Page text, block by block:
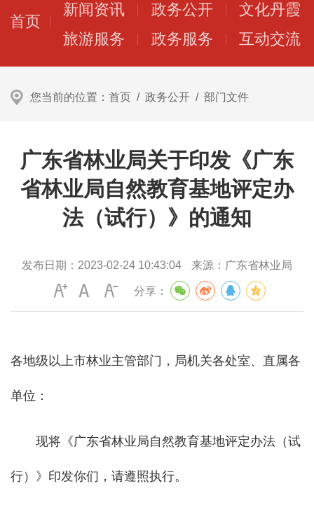
首页
新闻资讯 政务公开
文化丹霞
旅游服务
政务服务 互动交流
您当前的位置： 首页 / 政务公开 / 部门文件
广东省林业局关于印发《广东
省林业局自然教育基地评定办
法（试行）》的通知
发布日期： 2023-02-24 10:43:04 来源： 广东省林业局
分享：
各地级以上市林业主管部门，局机关各处室、直属各
单位：
现将《广东省林业局自然教育基地评定办法（试
行）》印发你们，请遵照执行。